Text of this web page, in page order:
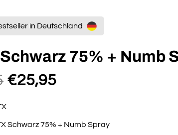
in Deutschland
75% + Numb
Ursprünglicher
€29,95
€25,95Aktueller
€25,95.
Schwarz 75% + Numb Spray